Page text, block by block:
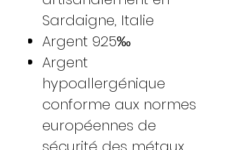
Sardaigne, Italie
Argent 925‰
Argent
hypoallergénique
conforme aux normes
européennes de